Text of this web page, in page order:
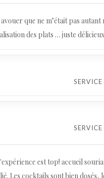
avouer que ne m’était pas
des plats … juste
SERVICE
SERVICE
est top! accueil
Les cocktails sont bien